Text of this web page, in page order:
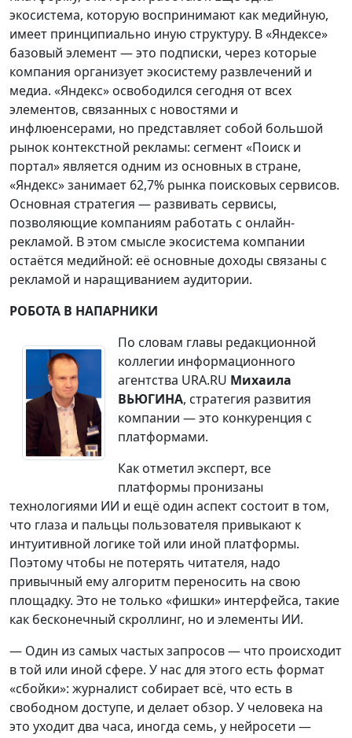
экосистема, которую воспринимают как медийную,
имеет принципиально иную структуру. В «Яндексе»
базовый элемент — это подписки, через которые
компания организует экосистему развлечений и
медиа. «Яндекс» освободился сегодня от всех
элементов, связанных с новостями и
инфлюенсерами, но представляет собой большой
рынок контекстной рекламы: сегмент «Поиск и
портал» является одним из основных в стране,
«Яндекс» занимает 62,7% рынка поисковых сервисов.
Основная стратегия — развивать сервисы,
позволяющие компаниям работать с онлайн-
рекламой. В этом смысле экосистема компании
остаётся медийной: её основные доходы связаны с
рекламой и наращиванием аудитории.
РОБОТА В НАПАРНИКИ
По словам главы редакционной
коллегии информационного
агентства URA.RU Михаила
ВЬЮГИНА, стратегия развития
компании — это конкуренция с
платформами.
Как отметил эксперт, все
платформы пронизаны
технологиями ИИ и ещё один аспект состоит в том,
что глаза и пальцы пользователя привыкают к
интуитивной логике той или иной платформы.
Поэтому чтобы не потерять читателя, надо
привычный ему алгоритм переносить на свою
площадку. Это не только «фишки» интерфейса, такие
как бесконечный скроллинг, но и элементы ИИ.
— Один из самых частых запросов — что происходит
в той или иной сфере. У нас для этого есть формат
«сбойки»: журналист собирает всё, что есть в
свободном доступе, и делает обзор. У человека на
это уходит два часа, иногда семь, у нейросети —